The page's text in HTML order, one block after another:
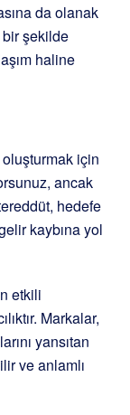
da olanak
şekilde
haline
için
ancak
hedefe
kaybına yol
etkili
Markalar,
yansıtan
ve anlamlı